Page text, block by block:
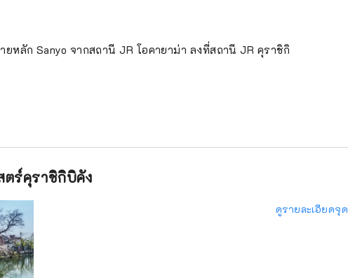
ยหลัก Sanyo จากสถานี JR โอคายาม่า ลงที่สถานี JR คุราชิกิ
ตร์คุราชิกิบิคัง
ดูรายละเอียดจุด